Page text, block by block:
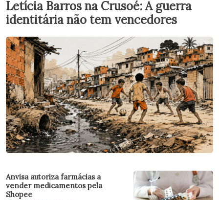
Letícia Barros na Crusoé: A guerra
identitária não tem vencedores
Anvisa autoriza farmácias a
vender medicamentos pela
Shopee